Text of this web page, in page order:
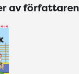
av författaren